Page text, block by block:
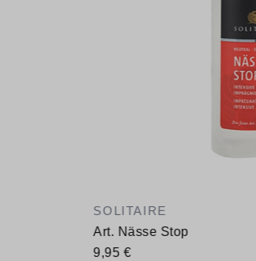
SOLITAIRE
Art. Nässe Stop
9,95 €